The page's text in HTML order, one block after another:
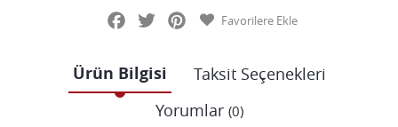
FacebookTwitterPinterestFavorilere Ekle
Ürün Bilgisi
Taksit Seçenekleri
Yorumlar (0)